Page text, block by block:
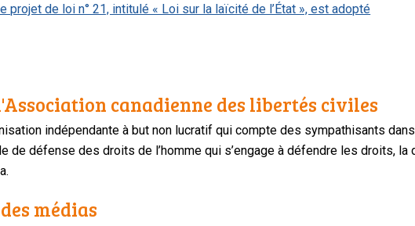
projet de loi n° 21, intitulé « Loi sur la laïcité de l’État », est adopté
canadienne des libertés civiles
indépendante à but non lucratif qui compte des sympathisants
de défense des droits de l’homme qui s’engage à défendre les droits,
médias